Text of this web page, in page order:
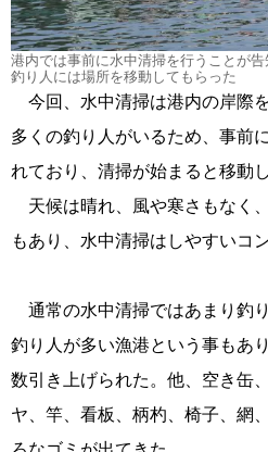
港内では事前に水中清掃を行うことが
釣り人には場所を移動してもらった
今回、水中清掃は港内の岸際
多くの釣り人がいるため、事前
れており、清掃が始まると移動
天候は晴れ、風や寒さもなく
もあり、水中清掃はしやすいコ
通常の水中清掃ではあまり釣
釣り人が多い漁港という事もあ
数引き上げられた。他、空き缶
ヤ、竿、看板、柄杓、椅子、網